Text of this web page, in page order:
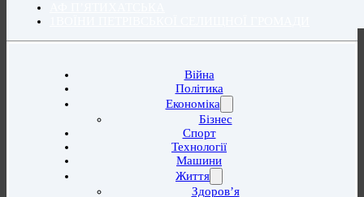
Війна
Політика
Економіка
Бізнес
Спорт
Технології
Машини
Життя
Здоров’я